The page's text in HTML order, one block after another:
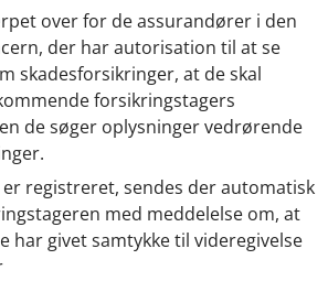
over for de assurandører i den
der har autorisation til at se
skadesforsikringer, at de skal
forsikringstagers
de søger oplysninger vedrørende
er registreret, sendes der automatisk
med meddelelse om, at
har givet samtykke til videregivelse